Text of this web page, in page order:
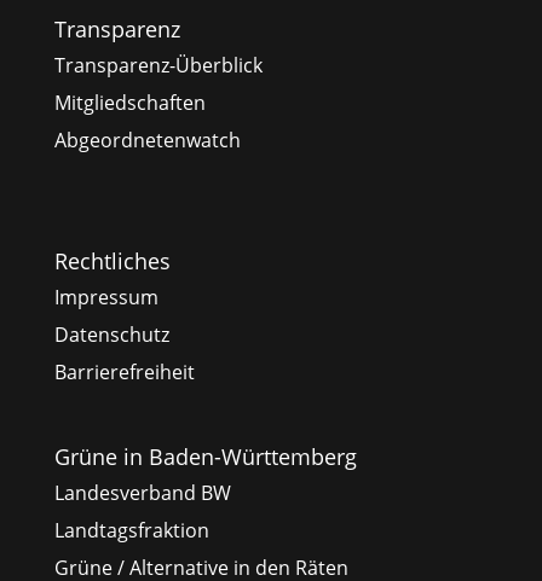
Transparenz
Transparenz-Überblick
Mitgliedschaften
Abgeordnetenwatch
Rechtliches
Impressum
Datenschutz
Barrierefreiheit
Grüne in Baden-Württemberg
Landesverband BW
Landtagsfraktion
Grüne / Alternative in den Räten